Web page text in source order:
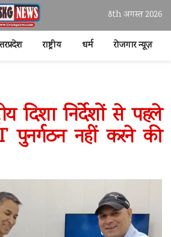
8th अगस्त 2026
राष्ट्रीय धर्म रोजगार न्यूज़
दिशा निर्देशों से पहले
पुनर्गठन नहीं करने की